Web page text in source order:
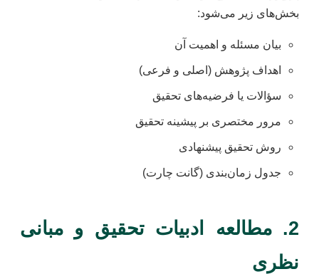
بخش‌های زیر می‌شود:
بیان مسئله و اهمیت آن
اهداف پژوهش (اصلی و فرعی)
سؤالات یا فرضیه‌های تحقیق
مرور مختصری بر پیشینه تحقیق
روش تحقیق پیشنهادی
جدول زمان‌بندی (گانت چارت)
2. مطالعه ادبیات تحقیق و مبانی
نظری